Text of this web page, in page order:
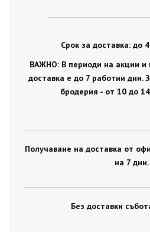
Срок за доставка: до
ВАЖНО: В периоди на акции и
доставка е до 7 работни дни.
бродерия - от 10 до
Получаване на доставка от
на 7 дни.
Без доставки